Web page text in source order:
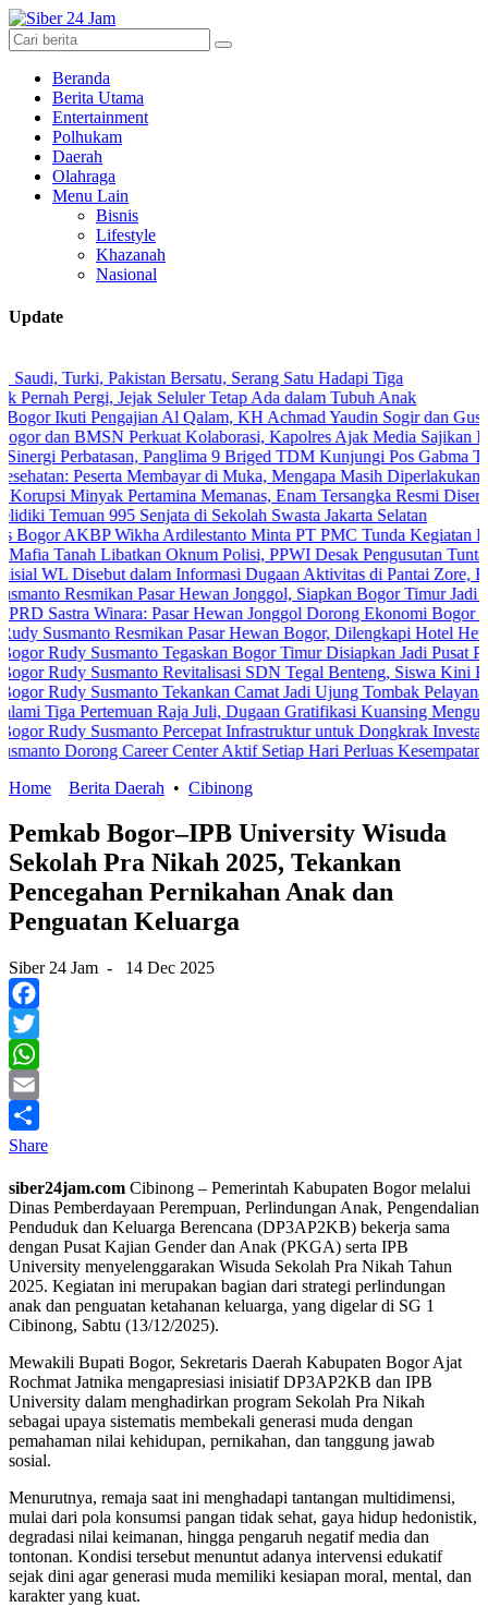
Beranda
Berita Utama
Entertainment
Polhukam
Daerah
Olahraga
Menu Lain
Bisnis
Lifestyle
Khazanah
Nasional
Update
Pakistan Bersatu, Serang Satu Hadapi Tiga
Jejak Seluler Tetap Ada dalam Tubuh Anak
Pengajian Al Qalam, KH Achmad Yaudin Sogir dan Gus Sholeh
Perkuat Kolaborasi, Kapolres Ajak Media Sajikan Informasi
Panglima 9 Briged TDM Kunjungi Pos Gabma Temajuk dan
Membayar di Muka, Mengapa Masih Diperlakukan Berbeda?
Pertamina Memanas, Enam Tersangka Resmi Diseret ke Meja
995 Senjata di Sekolah Swasta Jakarta Selatan
Wikha Ardilestanto Minta PT PMC Tunda Kegiatan Demi Cegah
Libatkan Oknum Polisi, PPWI Desak Pengusutan Tuntas Kasus
dalam Informasi Dugaan Aktivitas di Pantai Zore, Bea Cukai
Pasar Hewan Jonggol, Siapkan Bogor Timur Jadi Pusat
Winara: Pasar Hewan Jonggol Dorong Ekonomi Bogor Timur
Resmikan Pasar Hewan Bogor, Dilengkapi Hotel Hewan dan
Susmanto Tegaskan Bogor Timur Disiapkan Jadi Pusat
Susmanto Revitalisasi SDN Tegal Benteng, Siswa Kini Belajar
Tekankan Camat Jadi Ujung Tombak Pelayanan
Raja Juli, Dugaan Gratifikasi Kuansing Menguat
Susmanto Percepat Infrastruktur untuk Dongkrak Investasi
Career Center Aktif Setiap Hari Perluas Kesempatan Kerja
Home
Berita Daerah • Cibinong
Pemkab Bogor–IPB University Wisuda
Sekolah Pra Nikah 2025, Tekankan
Pencegahan Pernikahan Anak dan
Penguatan Keluarga
Siber 24 Jam - 14 Dec 2025
Facebook
Twitter
WhatsApp
Email
Share
siber24jam.com Cibinong – Pemerintah Kabupaten Bogor melalui
Dinas Pemberdayaan Perempuan, Perlindungan Anak, Pengendalian
Penduduk dan Keluarga Berencana (DP3AP2KB) bekerja sama
dengan Pusat Kajian Gender dan Anak (PKGA) serta IPB
University menyelenggarakan Wisuda Sekolah Pra Nikah Tahun
2025. Kegiatan ini merupakan bagian dari strategi perlindungan
anak dan penguatan ketahanan keluarga, yang digelar di SG 1
Cibinong, Sabtu (13/12/2025).
Mewakili Bupati Bogor, Sekretaris Daerah Kabupaten Bogor Ajat
Rochmat Jatnika mengapresiasi inisiatif DP3AP2KB dan IPB
University dalam menghadirkan program Sekolah Pra Nikah
sebagai upaya sistematis membekali generasi muda dengan
pemahaman nilai kehidupan, pernikahan, dan tanggung jawab
sosial.
Menurutnya, remaja saat ini menghadapi tantangan multidimensi,
mulai dari pola konsumsi pangan tidak sehat, gaya hidup hedonistik,
degradasi nilai keimanan, hingga pengaruh negatif media dan
tontonan. Kondisi tersebut menuntut adanya intervensi edukatif
sejak dini agar generasi muda memiliki kesiapan moral, mental, dan
karakter yang kuat.